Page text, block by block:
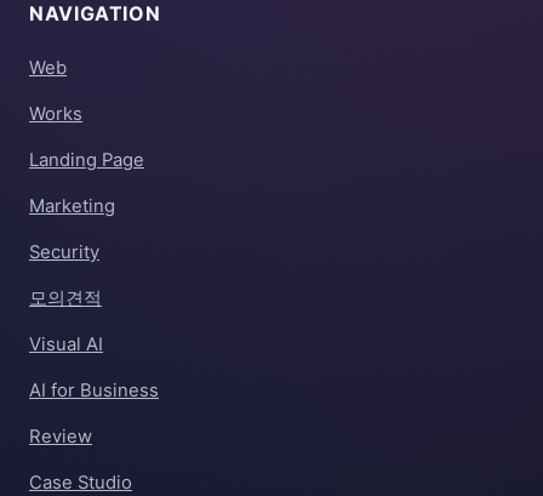
NAVIGATION
Web
Works
Landing Page
Marketing
Security
모의견적
Visual AI
AI for Business
Review
Case Studio